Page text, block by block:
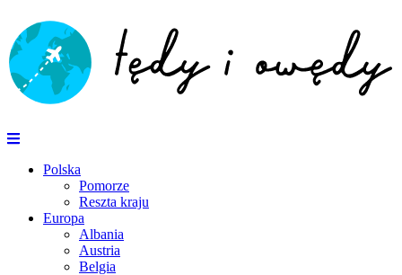
Polska
Pomorze
Reszta kraju
Europa
Albania
Austria
Belgia